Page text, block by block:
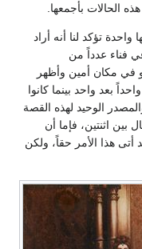
الحالات بأجمعها.
تؤكد لنا أنه أراد
فناء عدداً من
في مكان أمين وأظهر
بعد واحد بينما كانوا
عن عاصم لهم من سهامه(90). والمصدر الوحيد لهذه القصة
بين اثنتين، فإما أن
هذا الأمر حقاً، ولكن